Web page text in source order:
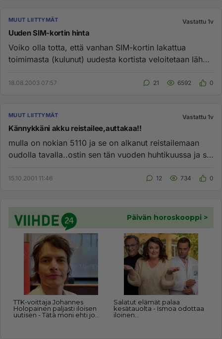
MUUT LIITTYMÄT Vastattu 1v
Uuden SIM-kortin hinta
Voiko olla totta, että vanhan SIM-kortin lakattua
toimimasta (kulunut) uudesta kortista veloitetaan lähes
18.08.2003 07:57 21 6592 0
MUUT LIITTYMÄT Vastattu 1v
Kännykkäni akku reistailee,auttakaa!!
mulla on nokian 5110 ja se on alkanut reistailemaan
oudolla tavalla..ostin sen tän vuoden huhtikuussa ja se
15.10.2001 11:46 12 734 0